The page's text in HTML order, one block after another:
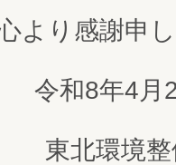
より感謝申
和8年4月
東北環境整